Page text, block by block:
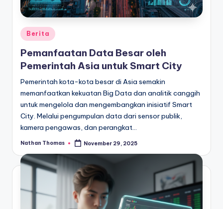
Posted
in
Berita
Pemanfaatan Data Besar oleh
Pemerintah Asia untuk Smart City
Pemerintah kota-kota besar di Asia semakin
memanfaatkan kekuatan Big Data dan analitik canggih
untuk mengelola dan mengembangkan inisiatif Smart
City. Melalui pengumpulan data dari sensor publik,
kamera pengawas, dan perangkat…
Posted
Nathan Thomas November 29, 2025